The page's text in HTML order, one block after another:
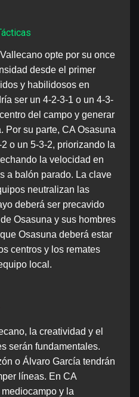
opte por su once
desde el primer
y habilidosos en
ser un 4-2-3-1 o un 4-3-
del campo y generar
Por su parte, CA Osasuna
o un 5-3-2, priorizando la
la velocidad en
a balón parado. La clave
neutralizan las
deberá ser precavido
Osasuna y sus hombres
Osasuna deberá estar
centros y los remates
local.
la creatividad y el
serán fundamentales.
o Álvaro García tendrán
líneas. En CA
y la